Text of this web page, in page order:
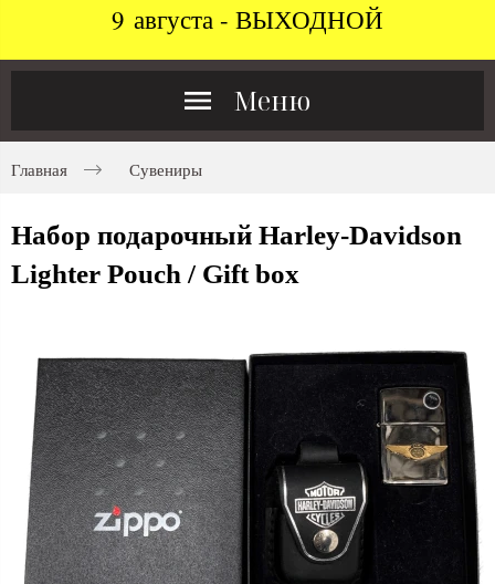
9 августа - ВЫХОДНОЙ
Меню
Главная Сувениры
Набор подарочный Harley-Davidson
Lighter Pouch / Gift box